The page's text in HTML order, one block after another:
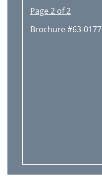
Page 2 of 2
Brochure #63-0177